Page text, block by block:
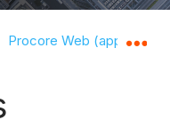
la hiérarchie
Procore Web